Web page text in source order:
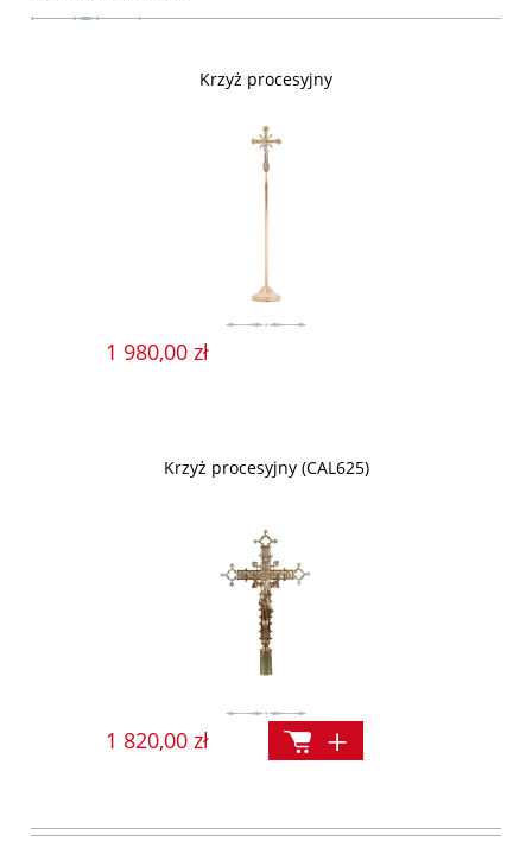
Krzyż procesyjny
1 980,00 zł
Krzyż procesyjny (CAL625)
1 820,00 zł